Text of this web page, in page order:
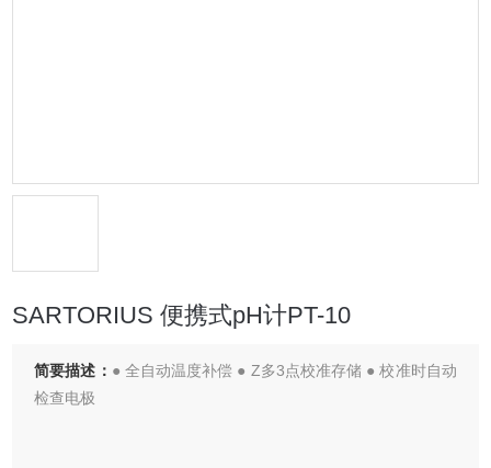
SARTORIUS 便携式pH计PT-10
简要描述： ● 全自动温度补偿 ● Z多3点校准存储 ● 校准时自动
检查电极